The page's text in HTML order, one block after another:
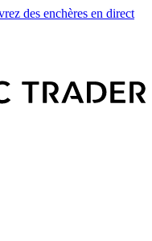
des enchères en direct